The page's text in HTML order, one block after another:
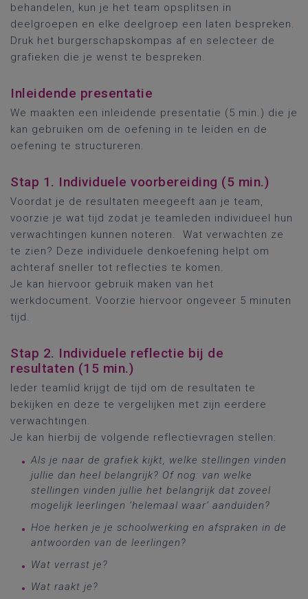
behandelen, kun je het team opsplitsen in
deelgroepen en elke deelgroep een laten bespreken.
Druk het burgerschapskompas af en selecteer de
grafieken die je wenst te bespreken.
Inleidende presentatie
We maakten een inleidende presentatie (5 min.) die je
kan gebruiken om de oefening in te leiden en de
oefening te structureren.
Stap 1. Individuele voorbereiding (5 min.)
Voordat je de resultaten meegeeft aan je team,
voorzie je wat tijd zodat je teamleden individueel hun
verwachtingen kunnen noteren. Wat verwachten ze
te zien? Deze individuele denkoefening helpt om
achteraf sneller tot reflecties te komen.
Je kan hiervoor gebruik maken van het
werkdocument. Voorzie hiervoor ongeveer 5 minuten
tijd.
Stap 2. Individuele reflectie bij de
resultaten (15 min.)
Ieder teamlid krijgt de tijd om de resultaten te
bekijken en deze te vergelijken met zijn eerdere
verwachtingen.
Je kan hierbij de volgende reflectievragen stellen:
Als je naar de grafiek kijkt, welke stellingen vinden
jullie dan heel belangrijk? Of nog: van welke
stellingen vinden jullie het belangrijk dat zoveel
mogelijk leerlingen ‘helemaal waar’ aanduiden?
Hoe herken je je schoolwerking en afspraken in de
antwoorden van de leerlingen?
Wat verrast je?
Wat raakt je?